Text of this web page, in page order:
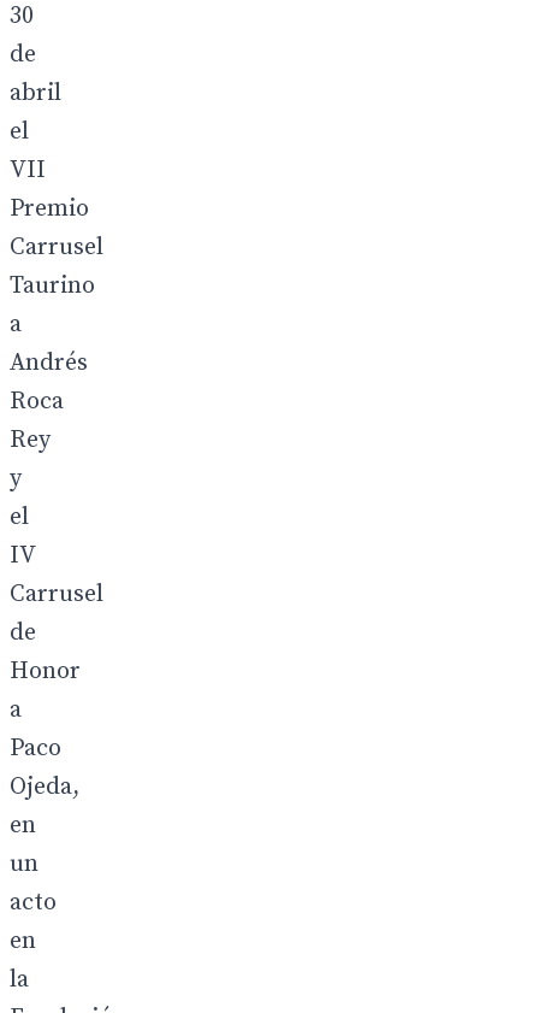
30
de
abril
el
VII
Premio
Carrusel
Taurino
a
Andrés
Roca
Rey
y
el
IV
Carrusel
de
Honor
a
Paco
Ojeda,
en
un
acto
en
la